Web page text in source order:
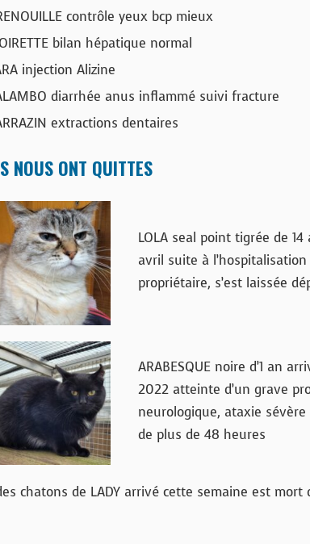
contrôle yeux bcp mieux
bilan hépatique normal
injection Alizine
diarrhée anus inflammé suivi fracture
extractions dentaires
NOUS ONT QUITTES
LOLA seal point tigrée de
avril suite à l’hospitalisation
propriétaire, s’est laissée
ARABESQUE noire d’1 an
2022 atteinte d’un grave
neurologique, ataxie
de plus de 48 heures
chatons de LADY arrivé cette semaine est